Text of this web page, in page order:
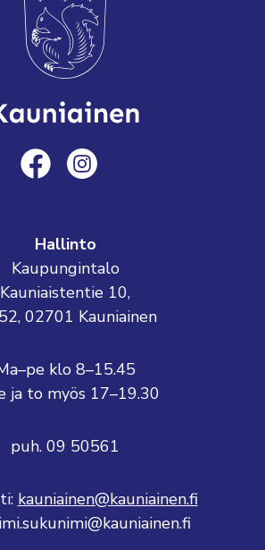
Hallinto
Kaupungintalo
Kauniaistentie 10,
02701 Kauniainen
klo 8–15.45
ja to myös 17–19.30
puh. 09 50561
kauniainen@kauniainen.fi